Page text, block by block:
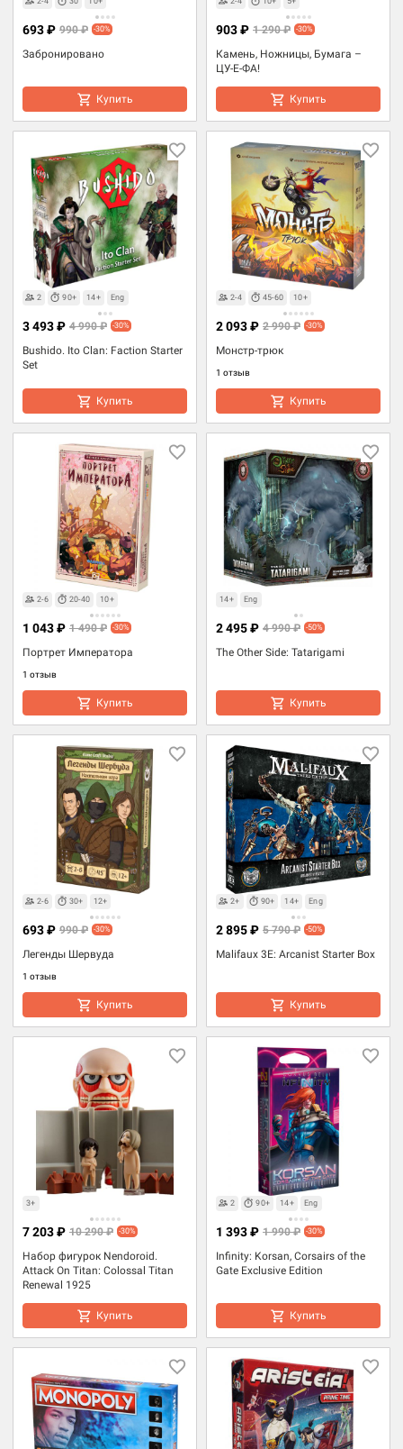
Забронировано
693 ₽ 990 ₽ -30%
Купить
Камень, Ножницы, Бумага –
ЦУ-Е-ФА!
903 ₽ 1 290 ₽ -30%
Купить
2 90+ 14+ Eng
Bushido. Ito Clan: Faction Starter
Set
3 493 ₽ 4 990 ₽ -30%
Купить
2-4 45-60 10+
Монстр-трюк
1 отзыв
2 093 ₽ 2 990 ₽ -30%
Купить
2-6 20-40 10+
Портрет Императора
1 отзыв
1 043 ₽ 1 490 ₽ -30%
Купить
14+ Eng
The Other Side: Tatarigami
2 495 ₽ 4 990 ₽ -50%
Купить
2-6 30+ 12+
Легенды Шервуда
1 отзыв
693 ₽ 990 ₽ -30%
Купить
2+ 90+ 14+ Eng
Malifaux 3E: Arcanist Starter Box
2 895 ₽ 5 790 ₽ -50%
Купить
3+
Набор фигурок Nendoroid.
Attack On Titan: Colossal Titan
Renewal 1925
7 203 ₽ 10 290 ₽ -30%
Купить
2 90+ 14+ Eng
Infinity: Korsan, Corsairs of the
Gate Exclusive Edition
1 393 ₽ 1 990 ₽ -30%
Купить